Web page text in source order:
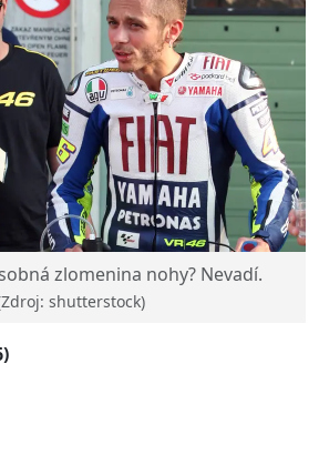
zlomenina nohy? Nevadí.
shutterstock)